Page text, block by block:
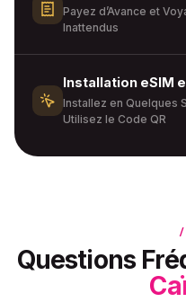
Payez d’Avance et
Inattendus
Installation eSIM
Installez en Quelques
Utilisez le Code QR
Questions